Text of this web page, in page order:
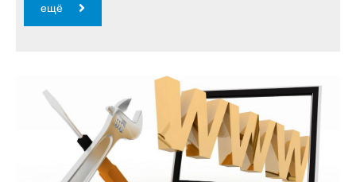
ещё